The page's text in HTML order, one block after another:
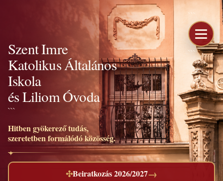
```
```
Szent Imre
Katolikus Általános
Iskola
és Liliom Óvoda
```
Hitben gyökerező tudás,
szeretetben formálódó közösség.
✣Beiratkozás 2026/2027→